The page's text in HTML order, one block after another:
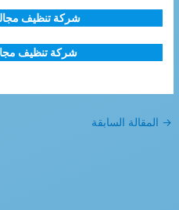
شركة تنظيف
شركة تنظيف
→ المقالة السابقة